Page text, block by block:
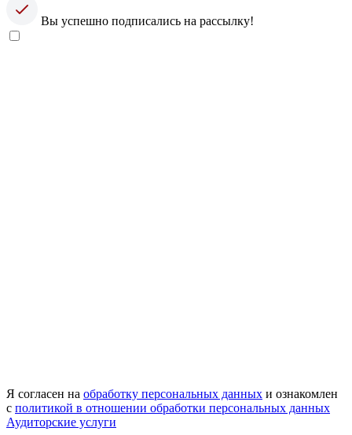
Вы успешно подписались на рассылку!
Я согласен на обработку персональных данных и ознакомлен
с политикой в отношении обработки персональных данных
Аудиторские услуги